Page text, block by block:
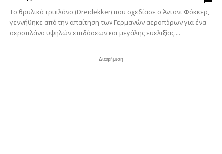
Tο θρυλικό τριπλάνο (Dreidekker) που σχεδίασε ο Άντονι Φόκκερ,
γεννήθηκε από την απαίτηση των Γερμανών αεροπόρων για ένα
αεροπλάνο υψηλών επιδόσεων και μεγάλης ευελιξίας....
Διαφήμιση